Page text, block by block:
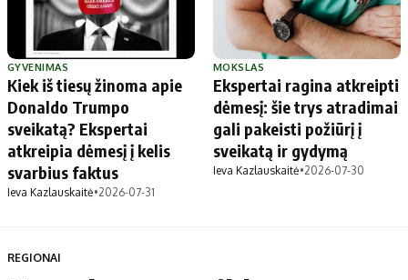
GYVENIMAS
Kiek iš tiesų žinoma apie
Donaldo Trumpo
sveikatą? Ekspertai
atkreipia dėmesį į kelis
svarbius faktus
Ieva Kazlauskaitė•2026-07-31
MOKSLAS
Ekspertai ragina atkreipti
dėmesį: šie trys atradimai
gali pakeisti požiūrį į
sveikatą ir gydymą
Ieva Kazlauskaitė•2026-07-30
REGIONAI